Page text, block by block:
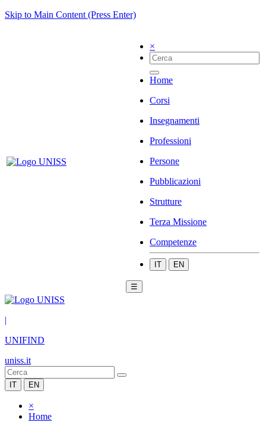
Skip to Main Content (Press Enter)
×
Home
Corsi
Insegnamenti
Professioni
Persone
Pubblicazioni
Strutture
Terza Missione
Competenze
IT EN
☰
|
UNIFIND
uniss.it
IT EN
×
Home